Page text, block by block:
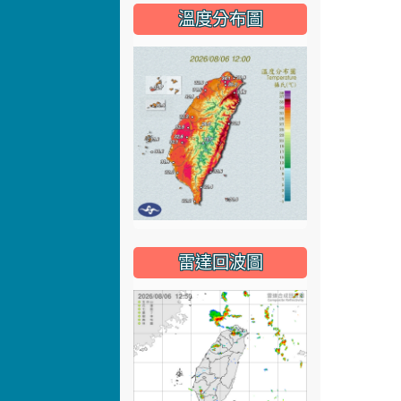
溫度分布圖
雷達回波圖